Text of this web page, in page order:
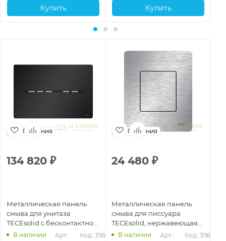
Купить Купить
Германия
134 820 ₽
Металлическая панель
смыва для унитаза
TECEsolid с бесконтактной
активацией, батарея 6 В,
В наличии Арт.: Код: 39662
Германия
24 480 ₽
Металлическая панель
смыва для писсуара
TECEsolid, нержавеющая
сталь сатин, покрытие
В наличии Арт.: Код: 39659